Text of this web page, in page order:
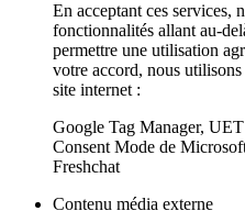
En acceptant ces services,
fonctionnalités allant au-
permettre une utilisation
votre accord, nous
site internet :
Google Tag Manager,
Consent Mode de
Freshchat
Contenu média externe